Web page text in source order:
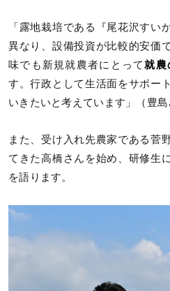
「露地栽培である『尾花沢すい
異なり、設備投資が比較的安価
味でも新規就農者にとって就農
す。行政として生活面をサポー
いきたいと考えています」（豊島
また、受け入れ先農家である菅
てきた高橋さんを始め、研修生
を語ります。